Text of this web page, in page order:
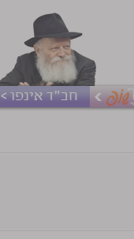
חב"ד אינפו >